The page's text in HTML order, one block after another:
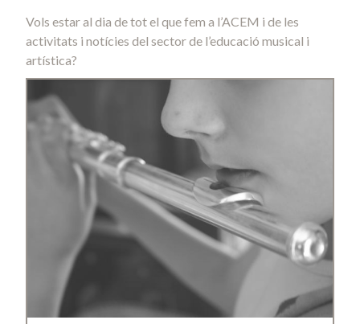
Vols estar al dia de tot el que fem a l’ACEM i de les
activitats i notícies del sector de l’educació musical i
artística?